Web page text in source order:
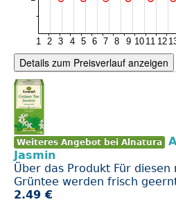
Details zum Preisverlauf anzeigen
Weiteres Angebot bei Alnatura
Jasmin
Über das Produkt Für
Grüntee werden frisch
2.49 €